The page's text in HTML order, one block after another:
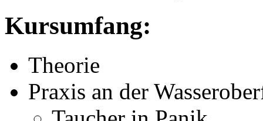
Kursumfang:
Theorie
Praxis an der